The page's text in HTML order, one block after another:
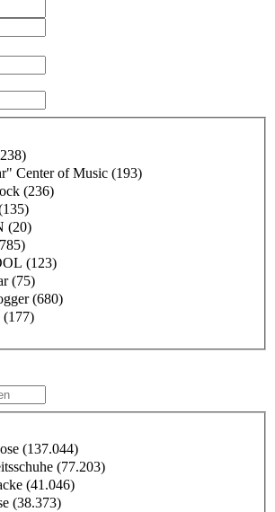
Center of Music (193)
(236)
(20)
(123)
(75)
(680)
(177)
(137.044)
(77.203)
(41.046)
(38.373)